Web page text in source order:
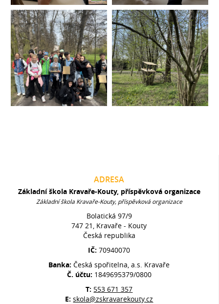
ADRESA
Základní škola Kravaře-Kouty, příspěvková organizace
Základní škola Kravaře-Kouty, příspěvková organizace
Bolatická 97/9
747 21, Kravaře - Kouty
Česká republika
IČ:70940070
Banka:Česká spořitelna, a.s. Kravaře
Č. účtu: 1849695379/0800
T: 553 671 357
E:skola@zskravarekouty.cz